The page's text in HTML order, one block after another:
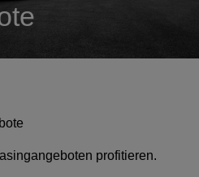
profitieren.